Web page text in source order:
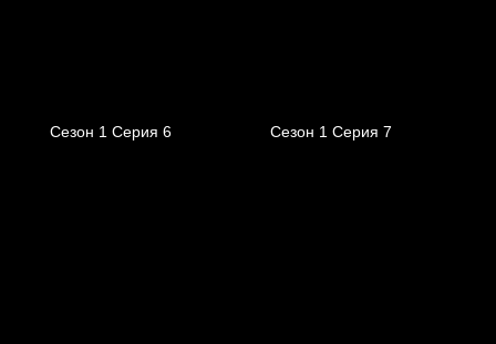
Сезон 1 Серия 6 Сезон 1 Серия 7